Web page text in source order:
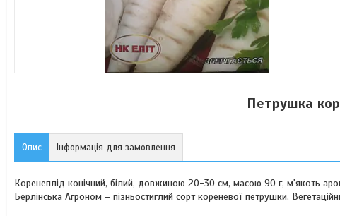
Петрушка
Опис Інформація для замовлення
Коренеплід конічний, білий, довжиною 20-30 см, масою 90 г, м'якоть
Берлінська Агроном – пізньостиглий сорт кореневої петрушки.